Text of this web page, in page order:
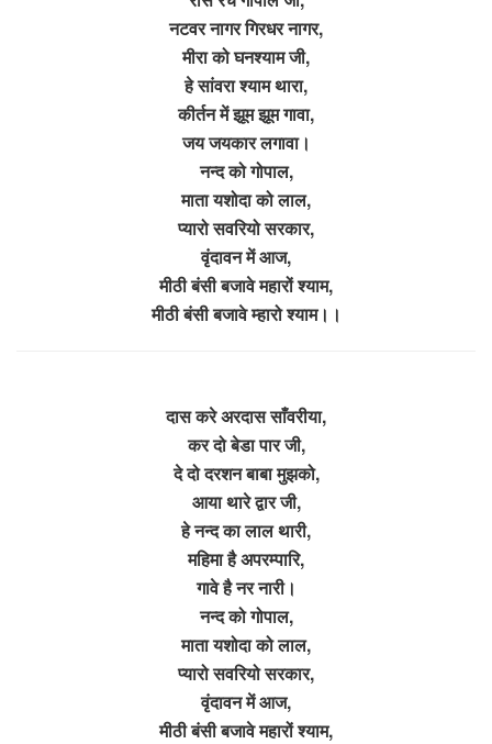
नटवर नागर गिरधर नागर,
मीरा को घनश्याम जी,
हे सांवरा श्याम थारा,
कीर्तन में झूम झूम गावा,
जय जयकार लगावा।
नन्द को गोपाल,
माता यशोदा को लाल,
प्यारो सवरियो सरकार,
वृंदावन में आज,
मीठी बंसी बजावे महारों श्याम,
मीठी बंसी बजावे म्हारो श्याम।।
दास करे अरदास साँवरीया,
कर दो बेडा पार जी,
दे दो दरशन बाबा मुझको,
आया थारे द्वार जी,
हे नन्द का लाल थारी,
महिमा है अपरम्पारि,
गावे है नर नारी।
नन्द को गोपाल,
माता यशोदा को लाल,
प्यारो सवरियो सरकार,
वृंदावन में आज,
मीठी बंसी बजावे महारों श्याम,